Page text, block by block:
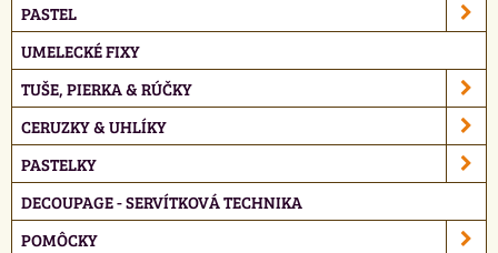
PASTEL
UMELECKÉ FIXY
TUŠE, PIERKA & RÚČKY
CERUZKY & UHLÍKY
PASTELKY
DECOUPAGE - SERVÍTKOVÁ TECHNIKA
POMÔCKY